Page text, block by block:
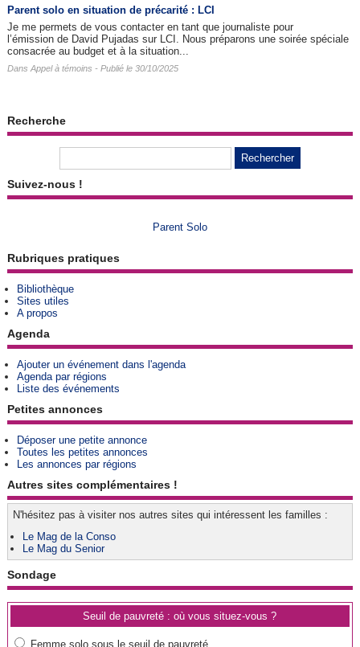
Parent solo en situation de précarité : LCI
Je me permets de vous contacter en tant que journaliste pour
l’émission de David Pujadas sur LCI. Nous préparons une soirée spéciale
consacrée au budget et à la situation...
Dans Appel à témoins - Publié le 30/10/2025
Recherche
Suivez-nous !
Parent Solo
Rubriques pratiques
Bibliothèque
Sites utiles
A propos
Agenda
Ajouter un événement dans l'agenda
Agenda par régions
Liste des événements
Petites annonces
Déposer une petite annonce
Toutes les petites annonces
Les annonces par régions
Autres sites complémentaires !
N'hésitez pas à visiter nos autres sites qui intéressent les familles :
Le Mag de la Conso
Le Mag du Senior
Sondage
Seuil de pauvreté : où vous situez-vous ?
Femme solo sous le seuil de pauvreté